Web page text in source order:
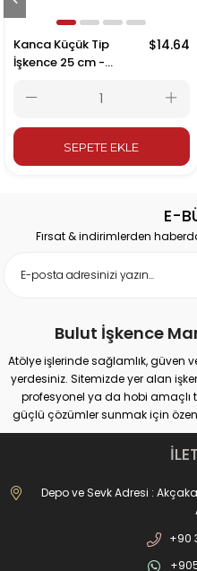
Kanca Küçük Tip
İşkence 25 cm -
$14.64
SEPETE EKLE
E-
Fırsat & indirimlerden
Bulut İşkence
Atölye işlerinde sağlamlık, güven
yerdesiniz. Sitemizde yer alan
profesyonel ya da hobi amaçlı
güçlü çözümler sunmak için
gibi farklı yüzeylerde
marangozluk, kaynak, delme,
maksimum
İster büyük ölçekli sanayi tipi
onarımlar; doğru işkence ve
işkencelerden matkap
işkencesine kadar geniş ürün
Depo ve Sevk Adresi :
+90